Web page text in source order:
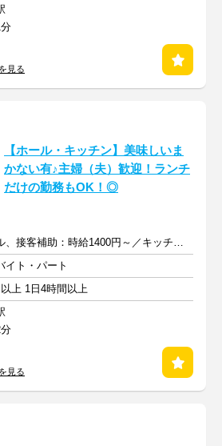
見る
【ホール・キッチン】美味しいま
かない有♪主婦（夫）歓迎！ランチ
だけの勤務もOK！◎
ホール、接客補助：時給1400円～／キッチン：時給1300円～
イト・パート
上 1日4時間以上
見る